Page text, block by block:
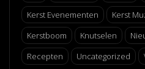
Kerst Evenementen
Kerst
Kerstboom
Knutselen
Recepten
Uncategorized